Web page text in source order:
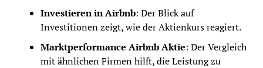
Investieren in Airbnb: Der Blick auf
Investitionen zeigt, wie der Aktienkurs reagiert.
Marktperformance Airbnb Aktie: Der Vergleich
mit ähnlichen Firmen hilft, die Leistung zu